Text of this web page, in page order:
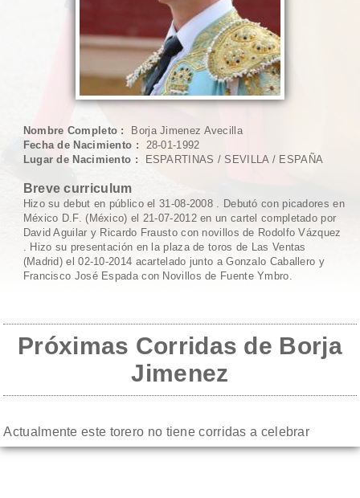
Nombre Completo :
Borja Jimenez Avecilla
Fecha de Nacimiento : 28-01-1992
Lugar de Nacimiento : ESPARTINAS / SEVILLA / ESPAÑA
Breve curriculum
Hizo su debut en público el 31-08-2008 . Debutó con picadores en
México D.F. (México) el 21-07-2012 en un cartel completado por
David Aguilar y Ricardo Frausto con novillos de Rodolfo Vázquez
. Hizo su presentación en la plaza de toros de Las Ventas
(Madrid) el 02-10-2014 acartelado junto a Gonzalo Caballero y
Francisco José Espada con Novillos de Fuente Ymbro.
Próximas Corridas de Borja
Jimenez
Actualmente este torero no tiene corridas a celebrar